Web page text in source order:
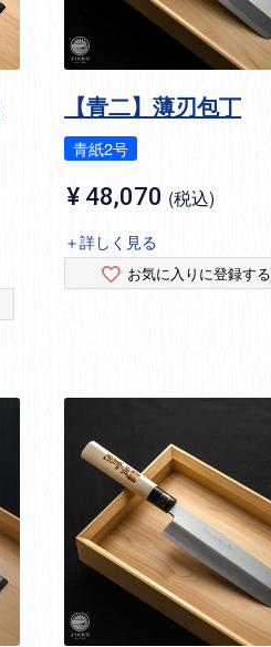
【青二】薄刃包丁
青紙2号
¥ 48,070 税込
＋詳しく見る
お気に入りに登録する